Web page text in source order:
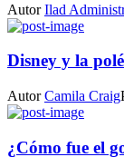
AutorIlad
Disney y la
AutorCamila Craig
¿Cómo fue el